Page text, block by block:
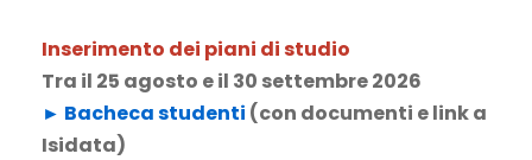
Inserimento dei piani di studio
Tra il 25 agosto e il 30 settembre 2026
► Bacheca studenti (con documenti e link a
Isidata)